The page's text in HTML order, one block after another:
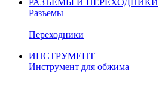
РАЗЪЕМЫ И ПЕРЕХОДНИКИ
Разъемы
Переходники
ИНСТРУМЕНТ
Инструмент для обжима